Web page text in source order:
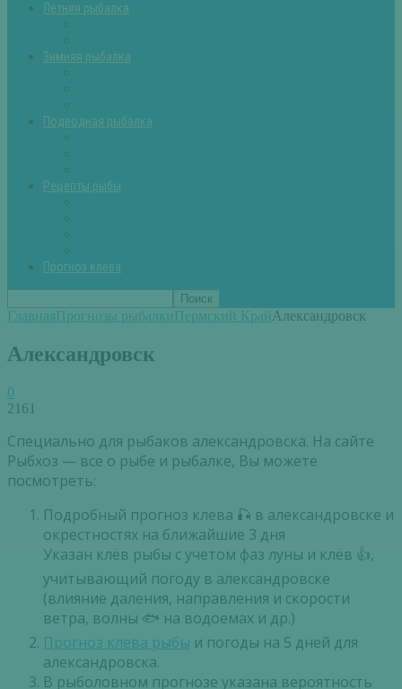
Летняя рыбалка
Зимняя рыбалка
Подводная рыбалка
Рецепты рыбы
Прогноз клева
ГлавнаяПрогнозы рыбалкиПермский КрайАлександровск
Александровск
0
2161
Специально для рыбаков александровска. На сайте
Рыбхоз — все о рыбе и рыбалке, Вы можете
посмотреть:
Подробный прогноз клева 🎣 в александровске и
окрестностях на ближайшие 3 дня
Указан клёв рыбы с учетом фаз луны и клёв 👍,
учитывающий погоду в александровске
(влияние даления, направления и скорости
ветра, волны 🐟 на водоемах и др.)
Прогноз клева рыбы и погоды на 5 дней для
александровска.
В рыболовном прогнозе указана вероятность